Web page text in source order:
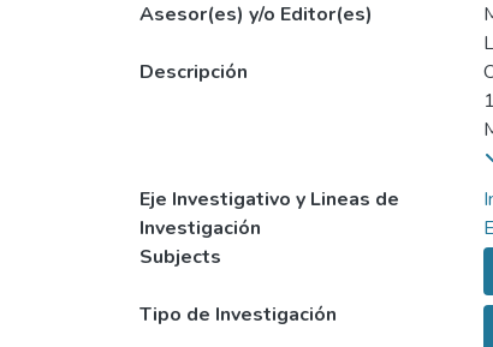
Asesor(es) y/o Editor(es)
Descripción
Eje Investigativo y Lineas de
Investigación
Subjects
Tipo de Investigación